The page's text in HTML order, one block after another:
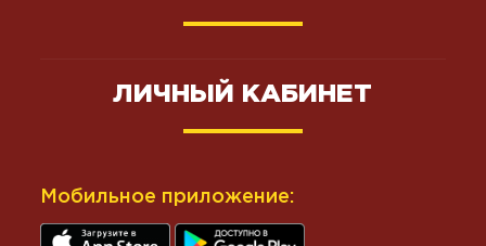
ЛИЧНЫЙ КАБИНЕТ
Мобильное приложение: